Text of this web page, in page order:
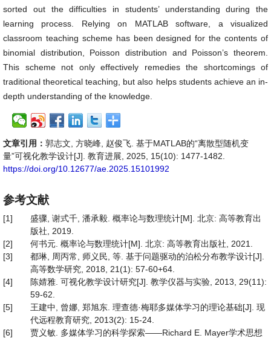
sorted out the difficulties in students’ understanding during the
learning process. Relying on MATLAB software, a visualized
classroom teaching scheme has been designed for the contents of
binomial distribution, Poisson distribution and Poisson’s theorem.
This scheme not only effectively remedies the shortcomings of
traditional theoretical teaching, but also helps students achieve an in-
depth understanding of the knowledge.
文章引用： 郭志文, 方晓峰, 赵俊飞. 基于MATLAB的“离散型随机变
量”可视化教学设计[J]. 教育进展, 2025, 15(10): 1477-1482.
https://doi.org/10.12677/ae.2025.15101992
参考文献
[1]
盛骤, 谢式千, 潘承毅. 概率论与数理统计[M]. 北京: 高等教育出
版社, 2019.
[2]
何书元. 概率论与数理统计[M]. 北京: 高等教育出版社, 2021.
[3]
都琳, 周丙常, 师义民, 等. 基于问题驱动的泊松分布教学设计[J].
高等数学研究, 2018, 21(1): 57-60+64.
[4]
陈婧雅. 可视化教学设计研究[J]. 教学仪器与实验, 2013, 29(11):
59-62.
[5]
王建中, 曾娜, 郑旭东. 理查德·梅耶多媒体学习的理论基础[J]. 现
代远程教育研究, 2013(2): 15-24.
[6]
贾义敏. 多媒体学习的科学探索——Richard E. Mayer学术思想